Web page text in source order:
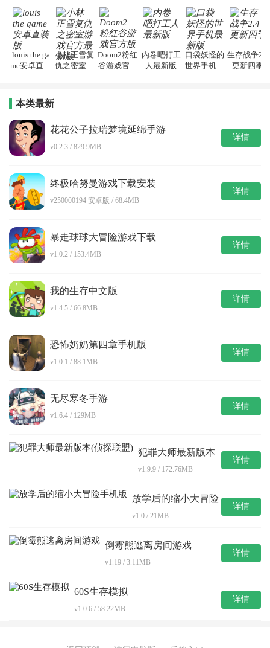
louis the ga
me安卓直装
小林正雪复
仇之密室游
Doom2粉红
谷游戏官方
内卷吧打工
人最新版
口袋妖怪的
世界手机最
生存战争2.4
更新四季
本类最新
花花公子拉瑞梦境延绵手游
v0.2.3 / 829.9MB
详情
终极哈努曼游戏下载安装
v250000194 安卓版 / 68.4MB
详情
暴走球球大冒险游戏下载
v1.0.2 / 153.4MB
详情
我的生存中文版
v1.4.5 / 66.8MB
详情
恐怖奶奶第四章手机版
v1.0.1 / 88.1MB
详情
无尽寒冬手游
v1.6.4 / 129MB
详情
犯罪大师最新版本
v1.9.9 / 172.76MB
详情
放学后的缩小大冒险
v1.0 / 21MB
详情
倒霉熊逃离房间游戏
v1.19 / 3.11MB
详情
60S生存模拟
v1.0.6 / 58.22MB
详情